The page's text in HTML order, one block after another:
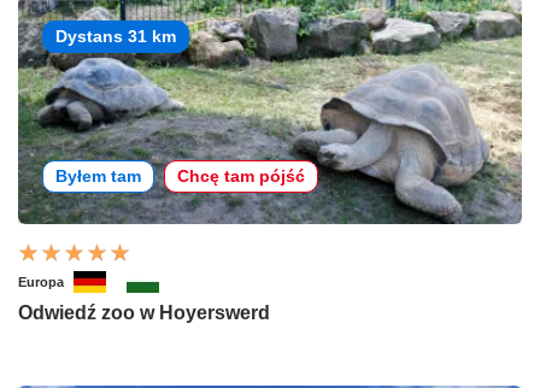
Dystans 31 km
Byłem tam Chcę tam pójść
Europa
Odwiedź zoo w Hoyerswerd